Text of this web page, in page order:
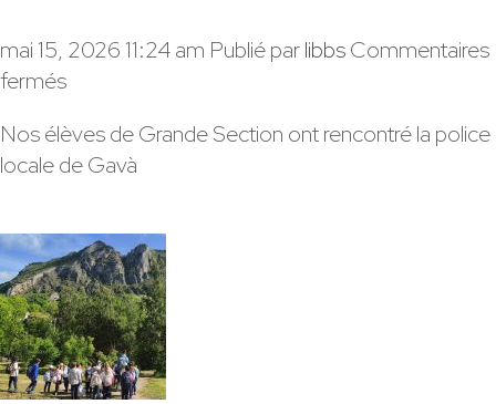
mai 15, 2026 11:24 am Publié parlibbsCommentaires
ferméssur
Locale
de
Nos élèves de Grande Section ont rencontré la police
locale de Gavà